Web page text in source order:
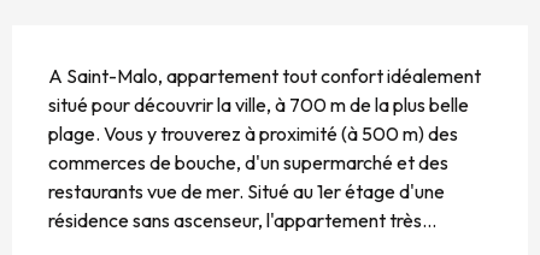
A Saint-Malo, appartement tout confort idéalement
situé pour découvrir la ville, à 700 m de la plus belle
plage. Vous y trouverez à proximité (à 500 m) des
commerces de bouche, d'un supermarché et des
restaurants vue de mer. Situé au 1er étage d'une
résidence sans ascenseur, l'appartement très...